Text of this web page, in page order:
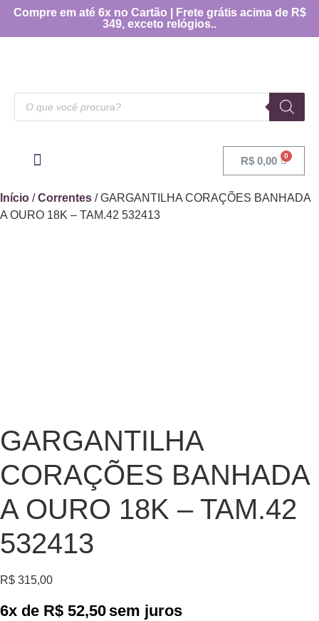
Compre em até 6x no Cartão | Frete grátis acima de R$
349, exceto relógios..
R$ 0,00
Início /Correntes / GARGANTILHA CORAÇÕES BANHADA
A OURO 18K – TAM.42 532413
GARGANTILHA
CORAÇÕES BANHADA
A OURO 18K – TAM.42
532413
R$ 315,00
6x de R$ 52,50 sem juros